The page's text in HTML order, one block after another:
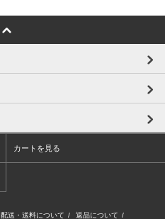
カートを見る
配送・送料について / 返品について /